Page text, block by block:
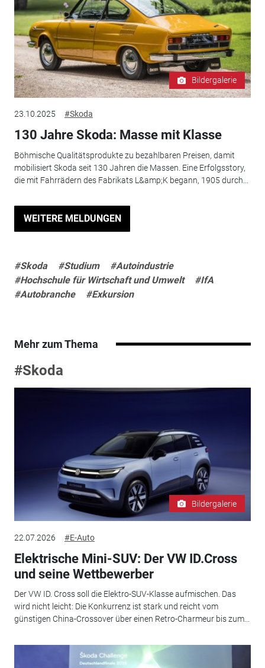
Bildergalerie
23.10.2025 #Skoda
130 Jahre Skoda: Masse mit Klasse
Böhmische Qualitätsprodukte zu bezahlbaren Preisen, damit
mobilisiert Skoda seit 130 Jahren die Massen. Eine Erfolgsstory,
die mit Fahrrädern des Fabrikats L&amp;K begann, 1905 durch...
WEITERE MELDUNGEN
#Skoda #Studium
#Autoindustrie
#Hochschule für Wirtschaft und Umwelt
#IfA
#Autobranche
#Exkursion
Mehr zum Thema
#Skoda
Bildergalerie
22.07.2026 #E-Auto
Elektrische Mini-SUV: Der VW ID.Cross
und seine Wettbewerber
Der VW ID. Cross soll die Elektro-SUV-Klasse aufmischen. Das
wird nicht leicht: Die Konkurrenz ist stark und reicht vom
günstigen China-Crossover über einen Retro-Charmeur bis zum...